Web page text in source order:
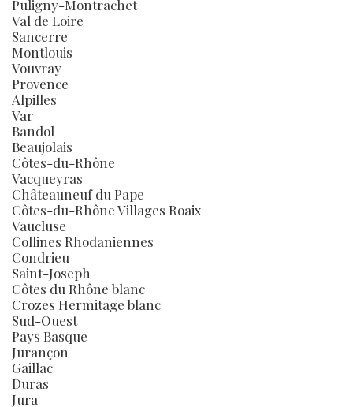
Puligny-Montrachet
Val de Loire
Sancerre
Montlouis
Vouvray
Provence
Alpilles
Var
Bandol
Beaujolais
Côtes-du-Rhône
Vacqueyras
Châteauneuf du Pape
Côtes-du-Rhône Villages Roaix
Vaucluse
Collines Rhodaniennes
Condrieu
Saint-Joseph
Côtes du Rhône blanc
Crozes Hermitage blanc
Sud-Ouest
Pays Basque
Jurançon
Gaillac
Duras
Jura